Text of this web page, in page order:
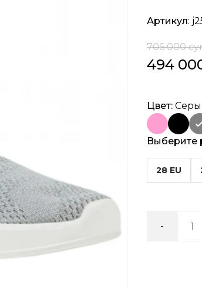
Артикул:
706 000
494
Цвет:
Выберите
28 EU
-